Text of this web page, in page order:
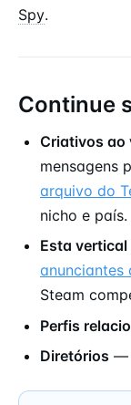
Spy.
Continue
Criativos ao
mensagens
arquivo do
nicho e país.
Esta vertical
anunciantes
Steam
Perfis
Diretórios —